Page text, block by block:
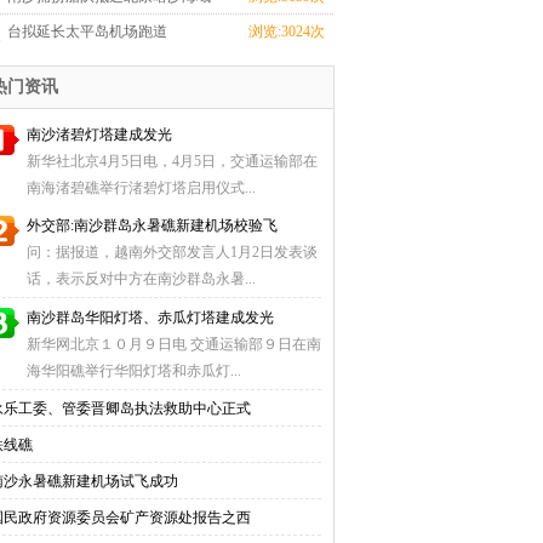
收获颇丰
台拟延长太平岛机场跑道 浏览:3024次
门资讯
南沙渚碧灯塔建成发光
新华社北京4月5日电，4月5日，交通运输部在
南海渚碧礁举行渚碧灯塔启用仪式...
外交部:南沙群岛永暑礁新建机场校验飞
问：据报道，越南外交部发言人1月2日发表谈
话，表示反对中方在南沙群岛永暑...
南沙群岛华阳灯塔、赤瓜灯塔建成发光
新华网北京１０月９日电 交通运输部９日在南
海华阳礁举行华阳灯塔和赤瓜灯...
乐工委、管委晋卿岛执法救助中心正式
线礁
沙永暑礁新建机场试飞成功
民政府资源委员会矿产资源处报告之西